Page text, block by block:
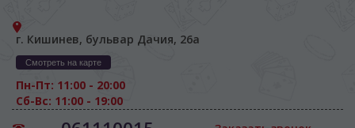
г. Кишинев, бульвар Дачия, 26а
Смотреть на карте
Пн-Пт: 11:00 - 20:00
Сб-Вс: 11:00 - 19:00